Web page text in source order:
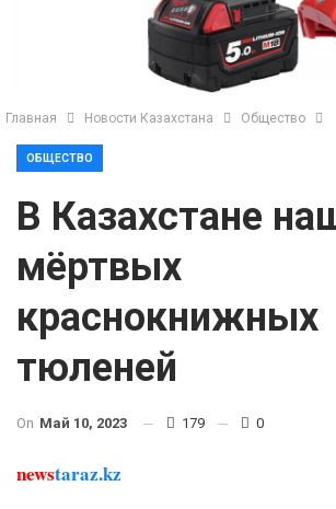
Главная Новости Казахстана Общество
ОБЩЕСТВО
В Казахстане
мёртвых
краснокнижных
тюленей
On Май 10, 2023 179 0
newstaraz.kz